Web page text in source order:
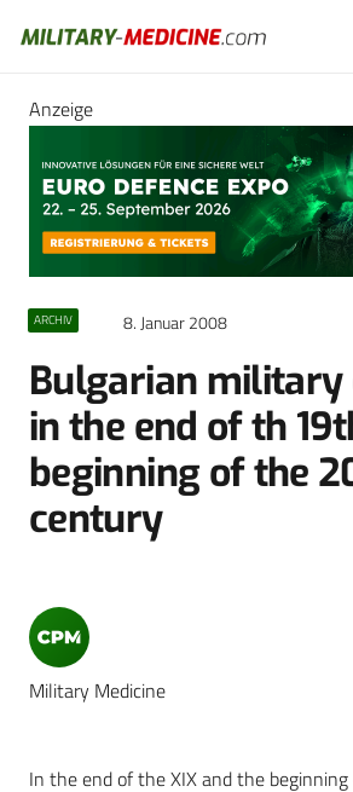
Anzeige
ARCHIV 8. Januar 2008
Bulgarian military
in the end of th
beginning of the
century
Military Medicine
In the end of the XIX and the